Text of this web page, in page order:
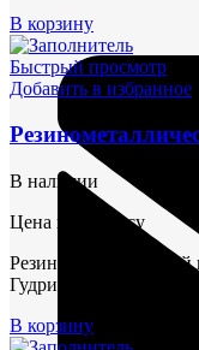
В корзину
Быстрый просмотр
Добавить в избранное
В наличии
Цена по запросу
Гудрича. Быстрая
В корзину